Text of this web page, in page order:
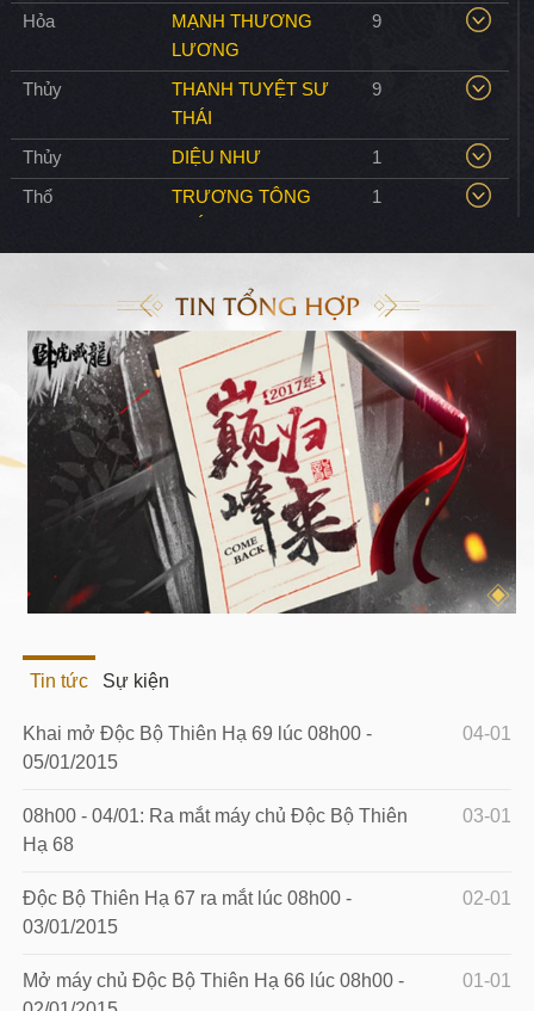
Hỏa
MẠNH THƯƠNG
LƯƠNG
9
Thủy
THANH TUYỆT SƯ
THÁI
9
Thủy DIỆU NHƯ
1
Thổ
TRƯƠNG TÔNG
1
HOÀN NHAN TUYẾT
Y
1
Thổ TUYỀN CƠ TỬ
1
Thổ
THANH LIÊN TỬ
1
HÀ NHÂN NGÃ
1
GIA LUẬT TỊ LY
1
ĐOAN MỘC DUỆ
1
HUYỀN NAN ĐẠI SƯ
1
HUYỀN GIÁC ĐẠI SƯ
1
Mộc
Thủy
MỤC VÂN TỪ
Hỏa
Thủy
Thổ
DOANH
Tin tức Sự kiện
Khai mở Độc Bộ Thiên Hạ 69 lúc 08h00 -
05/01/2015
04-01
08h00 - 04/01: Ra mắt máy chủ Độc Bộ Thiên
Hạ 68
03-01
Độc Bộ Thiên Hạ 67 ra mắt lúc 08h00 -
03/01/2015
02-01
Mở máy chủ Độc Bộ Thiên Hạ 66 lúc 08h00 -
01-01